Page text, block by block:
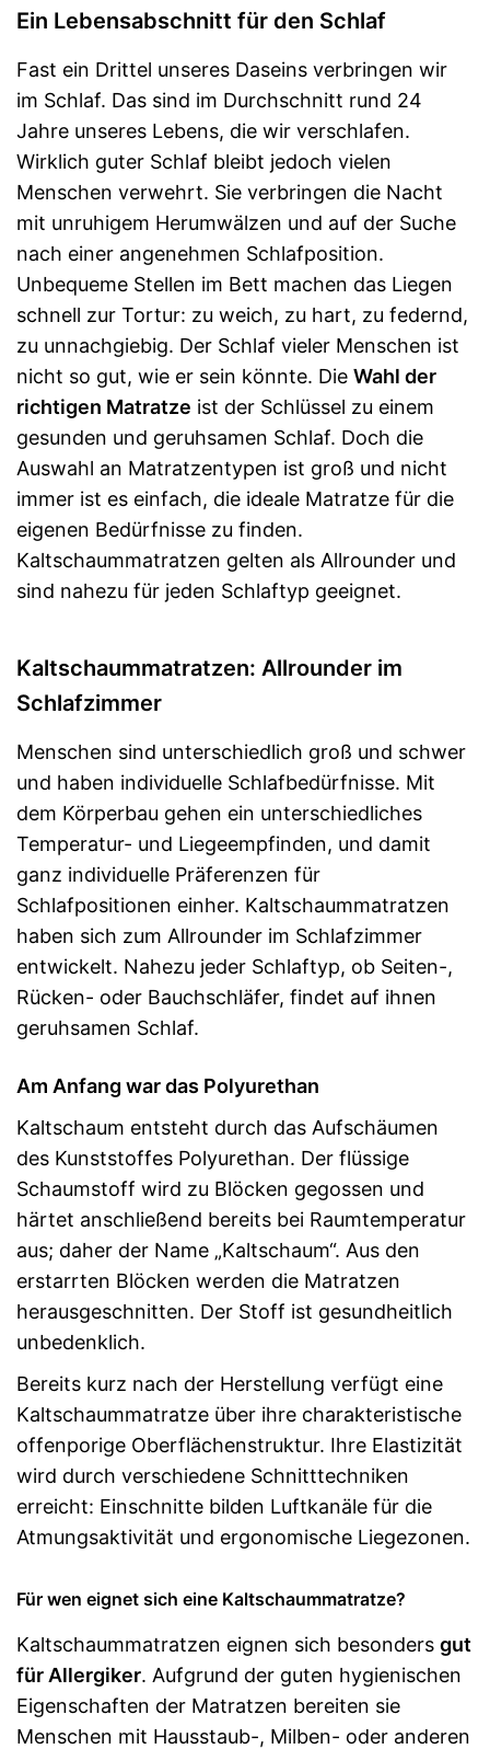
Ein Lebensabschnitt für den Schlaf
Fast ein Drittel unseres Daseins verbringen wir
im Schlaf. Das sind im Durchschnitt rund 24
Jahre unseres Lebens, die wir verschlafen.
Wirklich guter Schlaf bleibt jedoch vielen
Menschen verwehrt. Sie verbringen die Nacht
mit unruhigem Herumwälzen und auf der Suche
nach einer angenehmen Schlafposition.
Unbequeme Stellen im Bett machen das Liegen
schnell zur Tortur: zu weich, zu hart, zu federnd,
zu unnachgiebig. Der Schlaf vieler Menschen ist
nicht so gut, wie er sein könnte. Die Wahl der
richtigen Matratze ist der Schlüssel zu einem
gesunden und geruhsamen Schlaf. Doch die
Auswahl an Matratzentypen ist groß und nicht
immer ist es einfach, die ideale Matratze für die
eigenen Bedürfnisse zu finden.
Kaltschaummatratzen gelten als Allrounder und
sind nahezu für jeden Schlaftyp geeignet.
Kaltschaummatratzen: Allrounder im
Schlafzimmer
Menschen sind unterschiedlich groß und schwer
und haben individuelle Schlafbedürfnisse. Mit
dem Körperbau gehen ein unterschiedliches
Temperatur- und Liegeempfinden, und damit
ganz individuelle Präferenzen für
Schlafpositionen einher. Kaltschaummatratzen
haben sich zum Allrounder im Schlafzimmer
entwickelt. Nahezu jeder Schlaftyp, ob Seiten-,
Rücken- oder Bauchschläfer, findet auf ihnen
geruhsamen Schlaf.
Am Anfang war das Polyurethan
Kaltschaum entsteht durch das Aufschäumen
des Kunststoffes Polyurethan. Der flüssige
Schaumstoff wird zu Blöcken gegossen und
härtet anschließend bereits bei Raumtemperatur
aus; daher der Name „Kaltschaum“. Aus den
erstarrten Blöcken werden die Matratzen
herausgeschnitten. Der Stoff ist gesundheitlich
unbedenklich.
Bereits kurz nach der Herstellung verfügt eine
Kaltschaummatratze über ihre charakteristische
offenporige Oberflächenstruktur. Ihre Elastizität
wird durch verschiedene Schnitttechniken
erreicht: Einschnitte bilden Luftkanäle für die
Atmungsaktivität und ergonomische Liegezonen.
Für wen eignet sich eine Kaltschaummatratze?
Kaltschaummatratzen eignen sich besonders gut
für Allergiker. Aufgrund der guten hygienischen
Eigenschaften der Matratzen bereiten sie
Menschen mit Hausstaub-, Milben- oder anderen